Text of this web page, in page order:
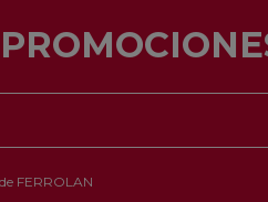
de FERROLAN